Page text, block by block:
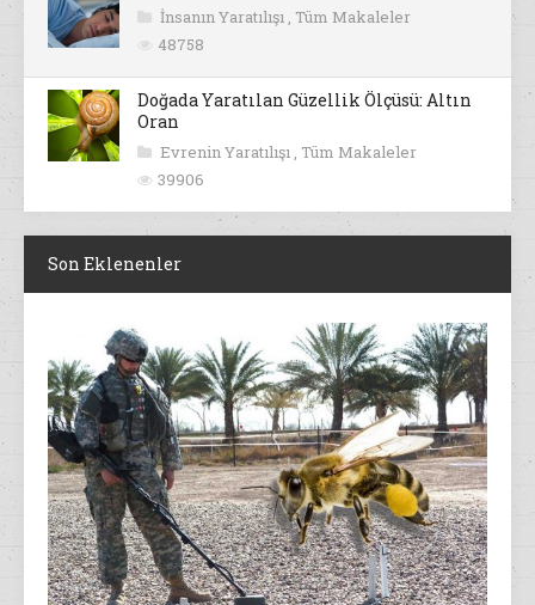
İnsanın Yaratılışı , Tüm Makaleler
48758
Doğada Yaratılan Güzellik Ölçüsü: Altın
Oran
Evrenin Yaratılışı , Tüm Makaleler
39906
Son Eklenenler